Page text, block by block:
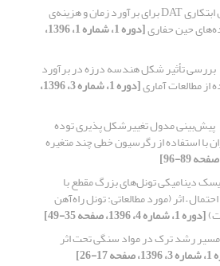
ارائه‌ی مدل ابتکاری DAT برای برآورد زمان و هزینه‌ی
حین حفاری [دوره 1، شماره 1، 1396،
بررسی تأثیر شکل هندسه درزه در برآورد
مطالعات آماری [دوره 1، شماره 3، 1396،
پیش‌بینی مدول تغییرشکل‌ پذیری توده
استفاده از رگرسیون خطی چند متغیره
دینامیکی تونل‌های بزرگ مقطع با
– اثر (مورد مطالعاتی: تونل راه‌آهن
[دوره 1، شماره 4، 1396، صفحه 35-49]
رشد ترک در مواد سنگی تحت اثر
26]